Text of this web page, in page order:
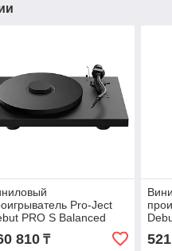
Pro-Ject
PRO S Balanced
It S2 C Черный
810₸